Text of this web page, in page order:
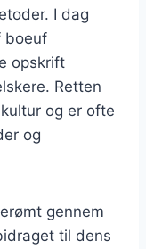
I dag
boeuf
opskrift
Retten
og er ofte
og
gennem
til dens